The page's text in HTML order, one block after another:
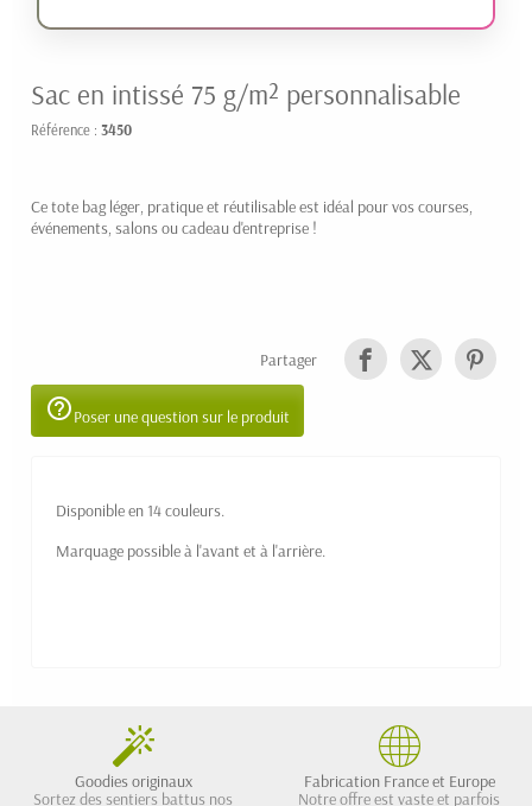
Sac en intissé 75 g/m² personnalisable
Référence : 3450
Ce tote bag léger, pratique et réutilisable est idéal pour vos courses,
événements, salons ou cadeau d'entreprise !
Partager
help_outlinePoser une question sur le produit
Disponible en 14 couleurs.
Marquage possible à l'avant et à l'arrière.
Goodies originaux
Sortez des sentiers battus nos
Fabrication France et Europe
Notre offre est vaste et parfois